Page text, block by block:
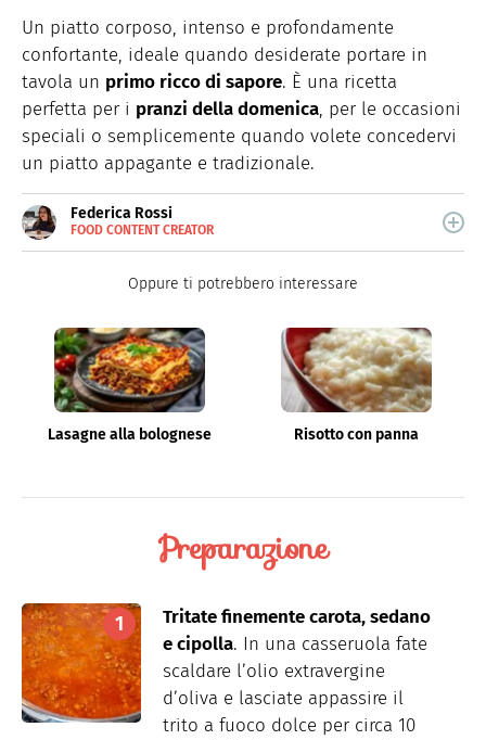
Un piatto corposo, intenso e profondamente
confortante, ideale quando desiderate portare in
tavola un primo ricco di sapore. È una ricetta
perfetta per i pranzi della domenica, per le occasioni
speciali o semplicemente quando volete concedervi
un piatto appagante e tradizionale.
Federica Rossi
FOOD CONTENT CREATOR
Food content creator, si occupa di tutto quello che ruota
Oppure ti potrebbero interessare
Lasagne alla bolognese Risotto con panna
Preparazione
Tritate finemente carota, sedano
e cipolla. In una casseruola fate
scaldare l’olio extravergine
d’oliva e lasciate appassire il
trito a fuoco dolce per circa 10